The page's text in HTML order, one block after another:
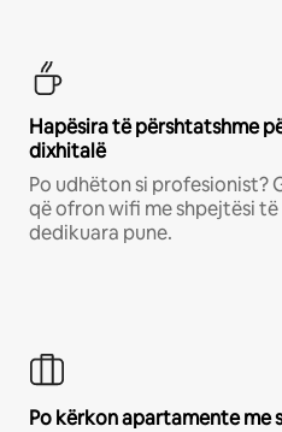
Hapësira të përshtatshme
dixhitalë
Po udhëton si profesionist?
që ofron wifi me shpejtësi
dedikuara pune.
Po kërkon apartamente me